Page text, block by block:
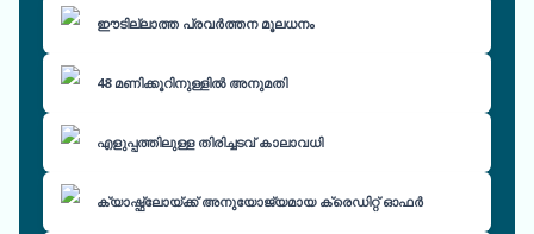
ഈടില്ലാത്ത പ്രവർത്തന മൂലധനം
48 മണിക്കൂറിനുള്ളിൽ അനുമതി
എളുപ്പത്തിലുള്ള തിരിച്ചടവ് കാലാവധി
ക്യാഷ്ഫ്ലോയ്ക്ക് അനുയോജ്യമായ ക്രെഡിറ്റ് ഓഫർ